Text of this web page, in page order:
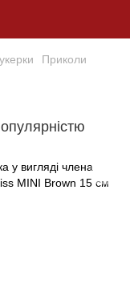
Приколи